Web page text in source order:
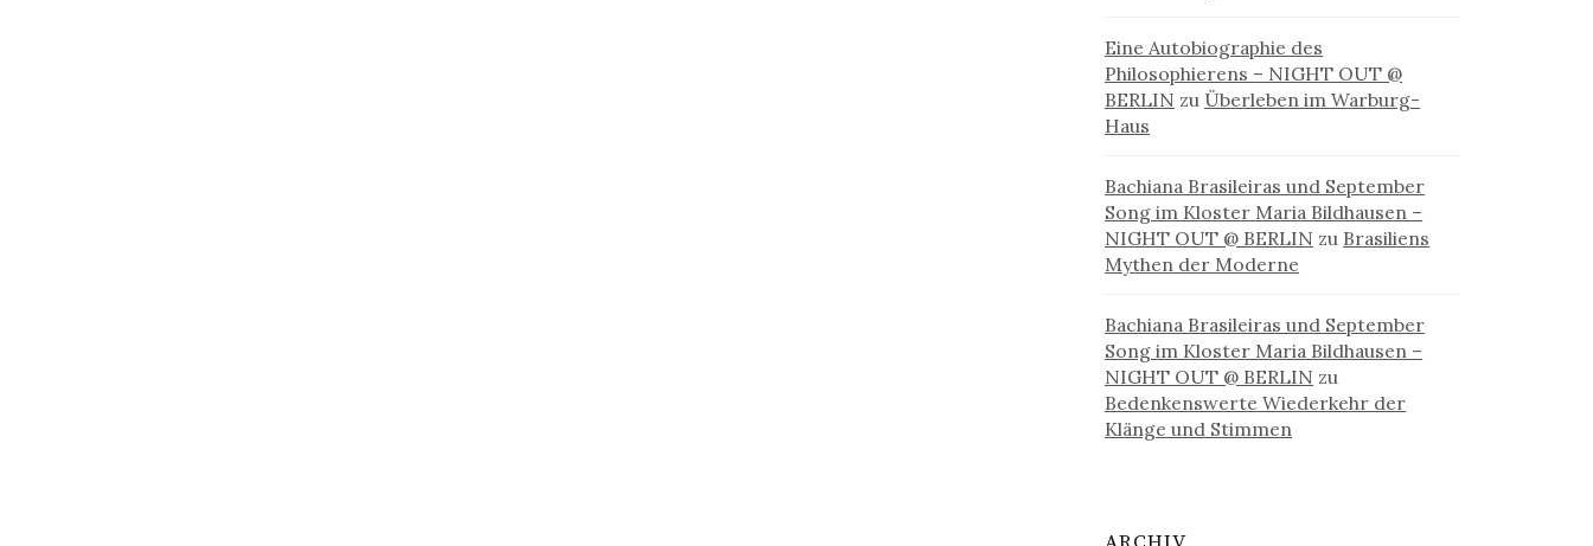
Eine Autobiographie des
Philosophierens – NIGHT OUT @
BERLIN zu Überleben im Warburg-
Haus
Bachiana Brasileiras und September
Song im Kloster Maria Bildhausen –
NIGHT OUT @ BERLIN zu Brasiliens
Mythen der Moderne
Bachiana Brasileiras und September
Song im Kloster Maria Bildhausen –
NIGHT OUT @ BERLIN zu
Bedenkenswerte Wiederkehr der
Klänge und Stimmen